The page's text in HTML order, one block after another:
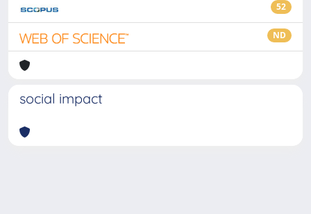
52
ND
social impact